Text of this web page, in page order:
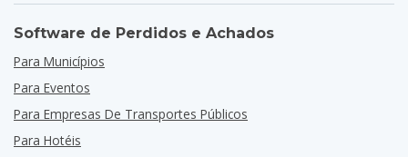
Software de Perdidos e Achados
Para Municípios
Para Eventos
Para Empresas De Transportes Públicos
Para Hotéis